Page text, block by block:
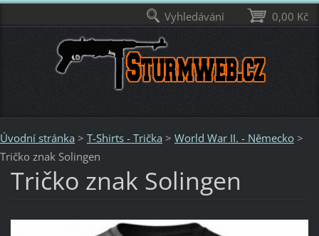
Úvodní stránka > T-Shirts - Trička > World War II. - Německo >
Tričko znak Solingen
Tričko znak Solingen
0,00 Kč
Vyhledávání